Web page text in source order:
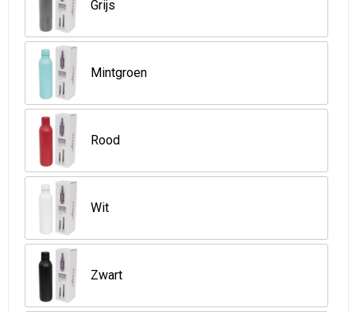
Strandtassen
Goodiebags
Grijs
Mintgroen
Rood
Wit
Zwart